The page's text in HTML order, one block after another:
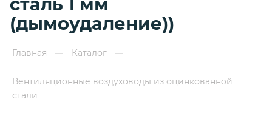
(дымоудаление))
Главная — Каталог —
Вентиляционные воздуховоды из оцинкованной
стали